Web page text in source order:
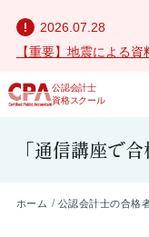
2026.07.28
【重要】地震による
公認会計士
資格スクール
「通信講座で
ホーム 公認会計士の合格